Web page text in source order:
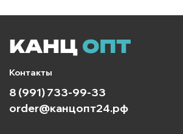
Контакты
8 (991) 733-99-33
order@канцопт24.рф